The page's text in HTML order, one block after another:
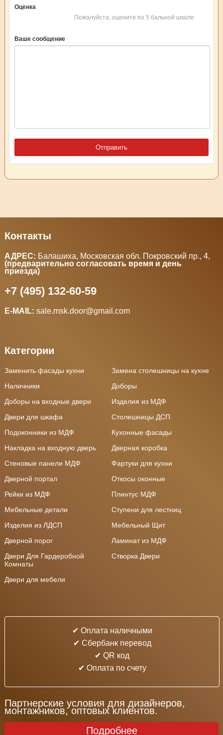
Оценка
Пожалуйста, оцените по 5 бальной шкале
Ваше сообщение
Контакты
АДРЕС: Балашиха, Московская обл. Покровский пр., 4,
(предварительно согласовать время и день
приезда)
+7 (495) 132-60-59
E-MAIL: sale.msk.door@gmail.com
Категории
Заменить фасады кухни
Замена столешницы на кухне
Наличники
Доборы
Доборы на входные двери
Изделия из МДФ
Двери для шкафа
Столешницы ДСП
Подоконники из МДФ
Кухонные фасады
Накладка на входную дверь
Дверная коробка
Стеновые панели МДФ
Фартуки для кухни
Дверной портал
Откосы оконные
Рейки из МДФ
Плинтус МДФ
Мебельные детали
Ступени для лестниц
Изделия из ЛДСП
Мебельный Щит
Дверной порог
Ламинат из МДФ
Двери Для Гардеробной
Комнаты
Створка Двери
Двери для мебели
✔ Оплата наличными
✔ Cбербанк перевод
✔ QR код
✔ Оплата по счету
Партнерские условия для дизайнеров,
монтажников, оптовых клиентов.
Подробнее